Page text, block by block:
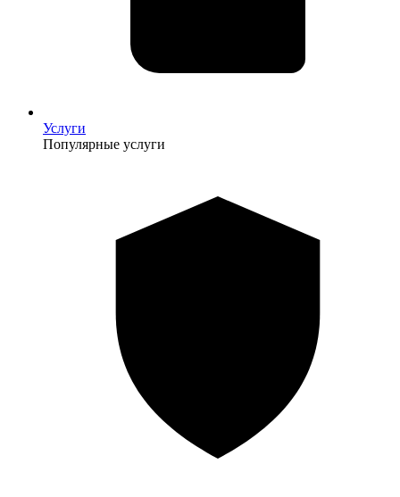
Услуги
Популярные услуги